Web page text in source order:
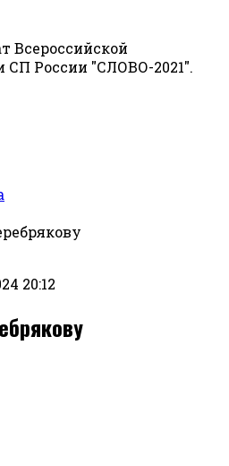
Всероссийской
СП России "СЛОВО-2021".
20:12